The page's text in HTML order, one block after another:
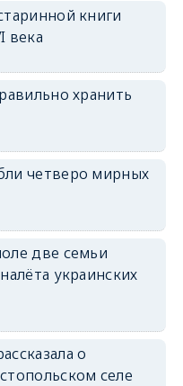
erid: 2SDnjdvhGXG
книги
века
хранить
четверо мирных
две семьи
украинских
о
селе